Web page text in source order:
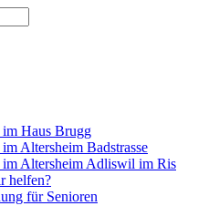
Haus Brugg
Altersheim Badstrasse
Altersheim Adliswil im Ris
helfen?
für Senioren